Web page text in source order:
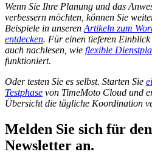
Wenn Sie Ihre Planung und das
verbessern möchten, können Sie
Beispiele in unseren Artikeln zum
entdecken. Für einen tieferen
auch nachlesen, wie flexible
funktioniert.
Oder testen Sie es selbst. Starten Sie
Testphase von TimeMoto Cloud und
Übersicht die tägliche Koordination
Melden Sie sich für
Newsletter an.